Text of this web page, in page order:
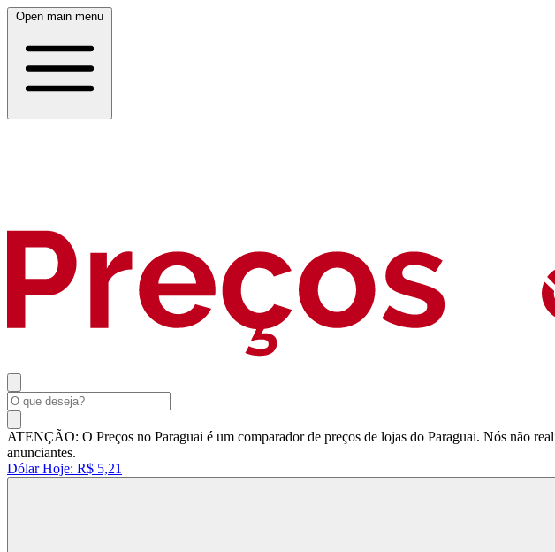
Open main menu
ATENÇÃO: O Preços no Paraguai é um comparador de preços de lojas do Paraguai. Nós não
anunciantes.
Dólar Hoje: R$ 5,21